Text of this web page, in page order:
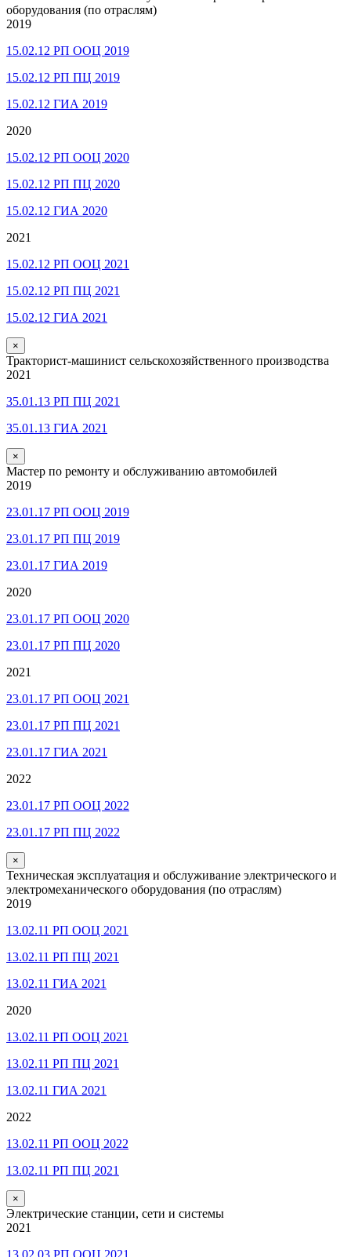
оборудования (по отраслям)
2019
15.02.12 РП ООЦ 2019
15.02.12 РП ПЦ 2019
15.02.12 ГИА 2019
2020
15.02.12 РП ООЦ 2020
15.02.12 РП ПЦ 2020
15.02.12 ГИА 2020
2021
15.02.12 РП ООЦ 2021
15.02.12 РП ПЦ 2021
15.02.12 ГИА 2021
×
Тракторист-машинист сельскохозяйственного производства
2021
35.01.13 РП ПЦ 2021
35.01.13 ГИА 2021
×
Мастер по ремонту и обслуживанию автомобилей
2019
23.01.17 РП ООЦ 2019
23.01.17 РП ПЦ 2019
23.01.17 ГИА 2019
2020
23.01.17 РП ООЦ 2020
23.01.17 РП ПЦ 2020
2021
23.01.17 РП ООЦ 2021
23.01.17 РП ПЦ 2021
23.01.17 ГИА 2021
2022
23.01.17 РП ООЦ 2022
23.01.17 РП ПЦ 2022
×
Техническая эксплуатация и обслуживание электрического и
электромеханического оборудования (по отраслям)
2019
13.02.11 РП ООЦ 2021
13.02.11 РП ПЦ 2021
13.02.11 ГИА 2021
2020
13.02.11 РП ООЦ 2021
13.02.11 РП ПЦ 2021
13.02.11 ГИА 2021
2022
13.02.11 РП ООЦ 2022
13.02.11 РП ПЦ 2021
×
Электрические станции, сети и системы
2021
13.02.03 РП ООЦ 2021